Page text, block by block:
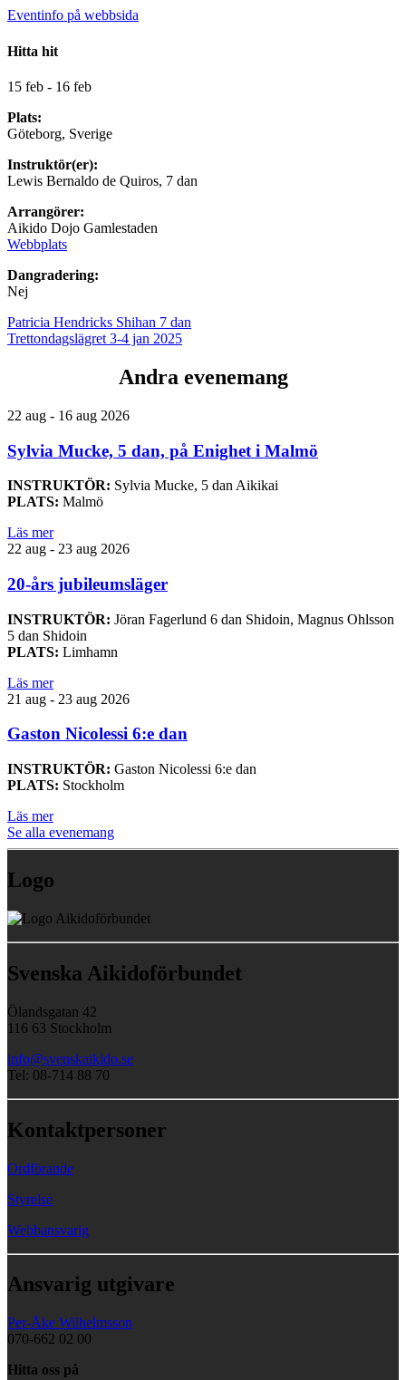
Eventinfo på webbsida
Hitta hit
15 feb - 16 feb
Plats:
Göteborg, Sverige
Instruktör(er):
Lewis Bernaldo de Quiros, 7 dan
Arrangörer:
Aikido Dojo Gamlestaden
Webbplats
Dangradering:
Nej
Patricia Hendricks Shihan 7 dan
Trettondagslägret 3-4 jan 2025
Andra evenemang
22 aug - 16 aug 2026
Sylvia Mucke, 5 dan, på Enighet i Malmö
INSTRUKTÖR: Sylvia Mucke, 5 dan Aikikai
PLATS: Malmö
Läs mer
22 aug - 23 aug 2026
20-års jubileumsläger
INSTRUKTÖR: Jöran Fagerlund 6 dan Shidoin, Magnus Ohlsson
5 dan Shidoin
PLATS: Limhamn
Läs mer
21 aug - 23 aug 2026
Gaston Nicolessi 6:e dan
INSTRUKTÖR: Gaston Nicolessi 6:e dan
PLATS: Stockholm
Läs mer
Se alla evenemang
Logo
Svenska Aikidoförbundet
Ölandsgatan 42
116 63 Stockholm
info@svenskaikido.se
Tel: 08-714 88 70
Kontaktpersoner
Ordförande
Styrelse
Webbansvarig
Ansvarig utgivare
Per-Åke Wilhelmsson
070-662 02 00
Hitta oss på